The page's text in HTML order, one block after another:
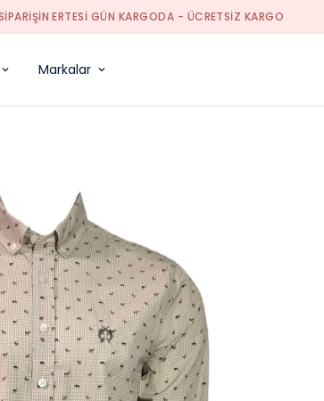
TÜM TEKSTIL ÜRÜNLERDE %50 INDIRIM
Markalar